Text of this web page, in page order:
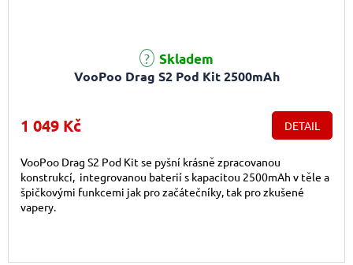
VooPoo Drag S2 Pod Kit 2500mAh
Průměrné hodnocení produktu je 5,0 z 5 hvězdiček.
Skladem
1 049 Kč DETAIL
VooPoo Drag S2 Pod Kit se pyšní krásně zpracovanou
konstrukcí, integrovanou baterií s kapacitou 2500mAh v těle a
špičkovými funkcemi jak pro začátečníky, tak pro zkušené
vapery.